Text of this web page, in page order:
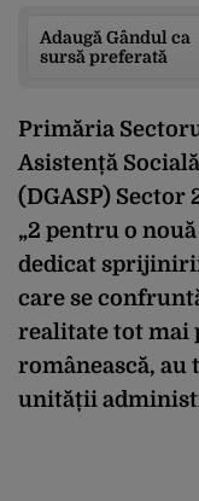
Adaugă Gândul ca
sursă preferată
Primăria
Asistență
(DGASP)
„2 pentru o
dedicat
care se
realitate tot mai
românească,
unității